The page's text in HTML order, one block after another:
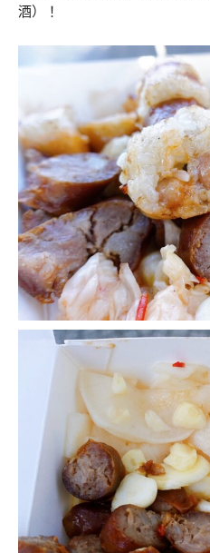
酒）！